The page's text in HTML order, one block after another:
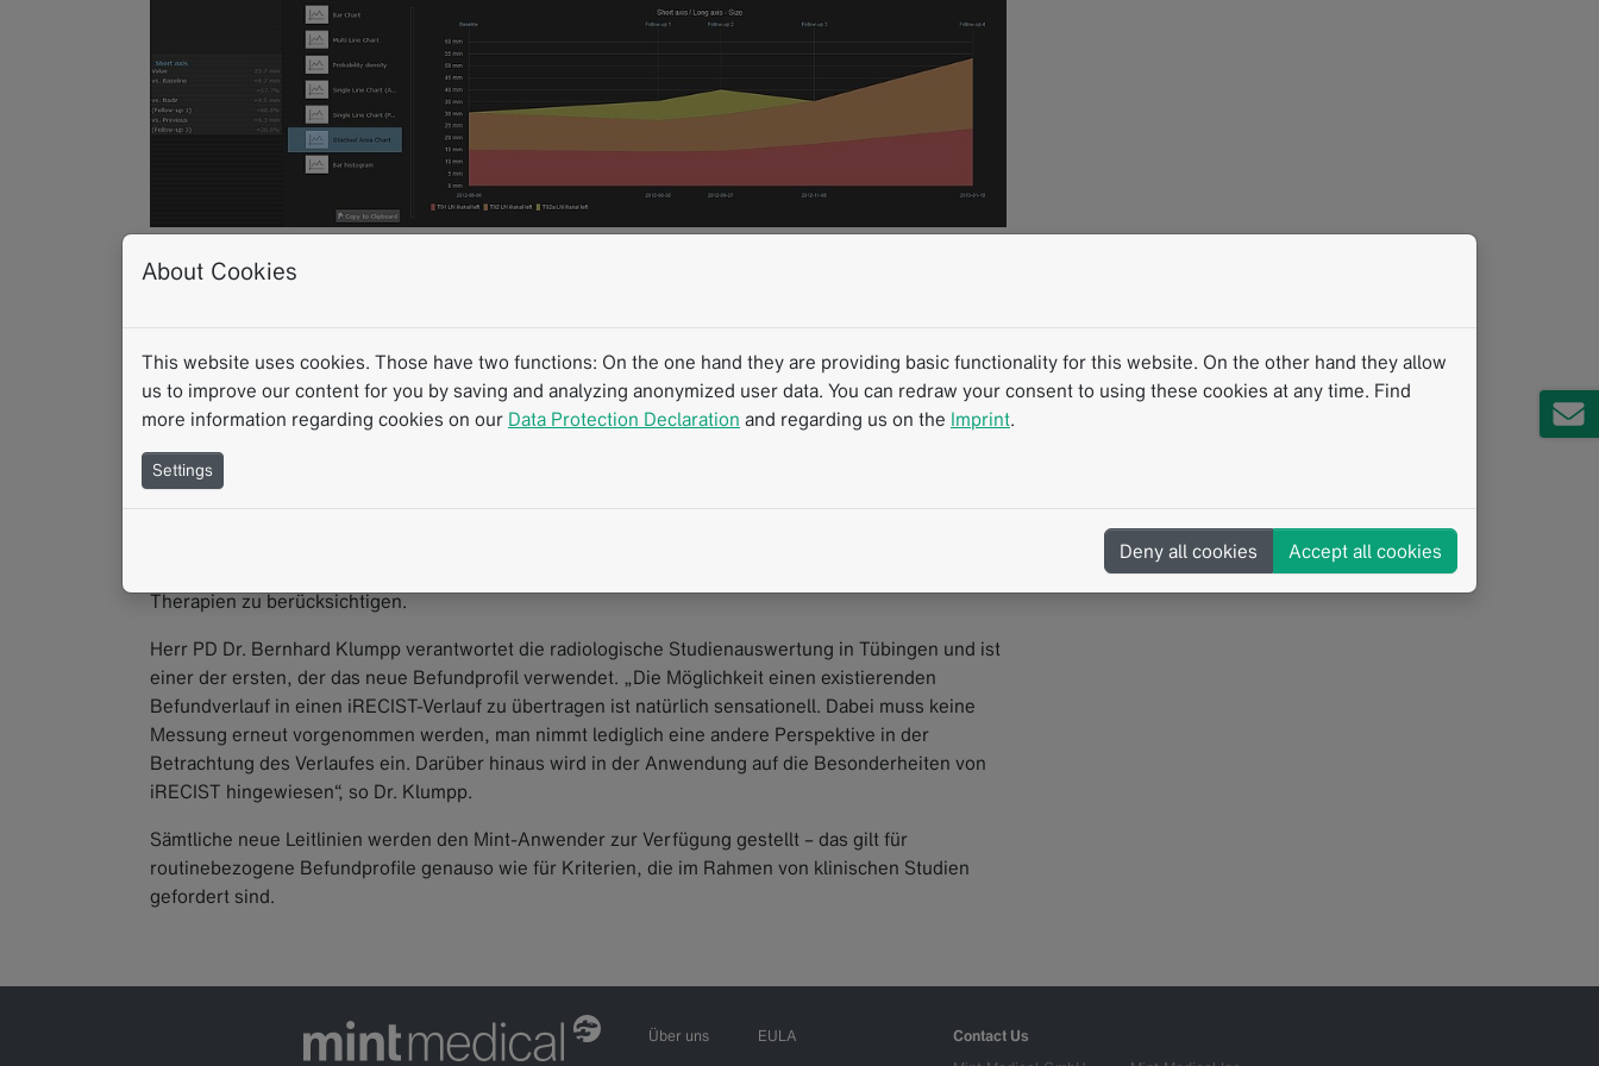
05.2017
iRECIST-Kriterien am
Universitätsklinikum in Tübingen bereits
im Einsatz
Kurz nach Veröffentlichung der neuen iRECIST-Kriterien (The Lancet Oncology, März 2017) wird
Therapien zu berücksichtigen.
Herr PD Dr. Bernhard Klumpp verantwortet die radiologische Studienauswertung in Tübingen und ist
einer der ersten, der das neue Befundprofil verwendet. „Die Möglichkeit einen existierenden
Befundverlauf in einen iRECIST-Verlauf zu übertragen ist natürlich sensationell. Dabei muss keine
Messung erneut vorgenommen werden, man nimmt lediglich eine andere Perspektive in der
Betrachtung des Verlaufes ein. Darüber hinaus wird in der Anwendung auf die Besonderheiten von
iRECIST hingewiesen“, so Dr. Klumpp.
Sämtliche neue Leitlinien werden den Mint-Anwender zur Verfügung gestellt – das gilt für
routinebezogene Befundprofile genauso wie für Kriterien, die im Rahmen von klinischen Studien
gefordert sind.
Über uns EULA
Contact Us
About Cookies
This website uses cookies. Those have two functions: On the one hand they are providing basic functionality for this website. On the other hand they allow
us to improve our content for you by saving and analyzing anonymized user data. You can redraw your consent to using these cookies at any time. Find
more information regarding cookies on our Data Protection Declaration and regarding us on the Imprint.
Settings
Deny all cookies Accept all cookies